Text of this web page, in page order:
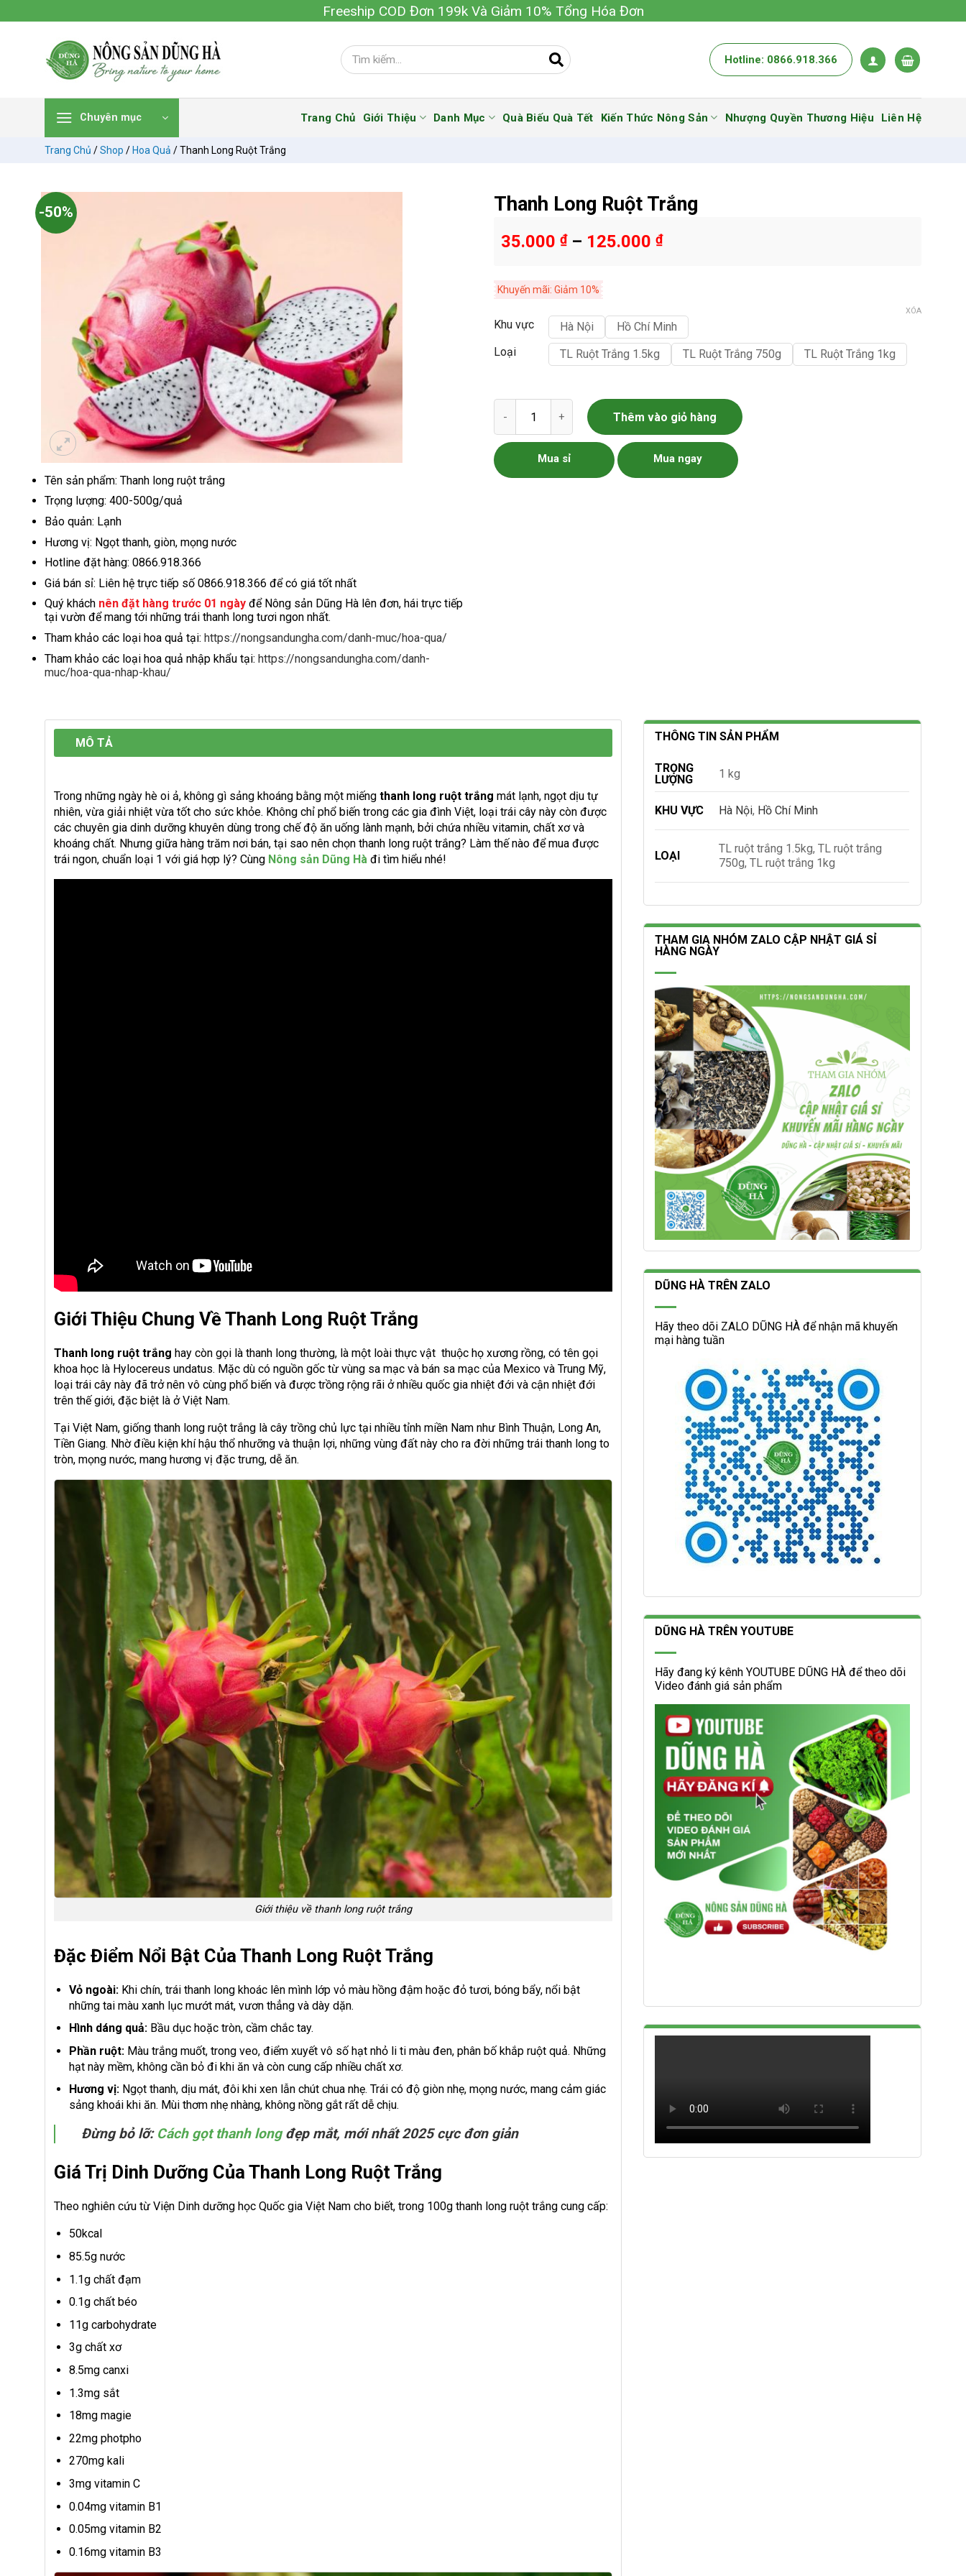
đến
Freeship COD Đơn 199k Và Giảm 10% Tổng Hóa Đơn
Hotline: 0866.918.366
Chuyên mục Trang Chủ Giới Thiệu Danh Mục Quà Biếu Quà Tết Kiến Thức Nông Sản Nhượng Quyền Thương Hiệu Liên Hệ
Trang Chủ /Shop / Hoa Quả /Thanh Long Ruột Trắng
-50%
Tên sản phẩm: Thanh long ruột trắng
Trọng lượng: 400-500g/quả
Bảo quản: Lạnh
Hương vị: Ngọt thanh, giòn, mọng nước
Hotline đặt hàng: 0866.918.366
Giá bán sỉ: Liên hệ trực tiếp số 0866.918.366 để có giá tốt nhất
Quý khách nên đặt hàng trước 01 ngày để Nông sản Dũng Hà lên đơn, hái trực tiếp
tại vườn để mang tới những trái thanh long tươi ngon nhất.
Tham khảo các loại hoa quả tại: https://nongsandungha.com/danh-muc/hoa-qua/
Tham khảo các loại hoa quả nhập khẩu tại: https://nongsandungha.com/danh-
muc/hoa-qua-nhap-khau/
Thanh Long Ruột Trắng
35.000 ₫– 125.000 ₫
Khuyến mãi: Giảm 10%
Khu vực Hà Nội
Hồ Chí Minh
Loại
TL Ruột Trắng 1.5kg TL Ruột Trắng 750g TL Ruột Trắng 1kg
XÓA
Thanh Long Ruột Trắng số lượng
Thêm vào giỏ hàng
Mua sỉ Mua ngay
MÔ TẢ
Trong những ngày hè oi ả, không gì sảng khoáng bằng một miếng thanh long ruột trắng mát lạnh, ngọt dịu tự
nhiên, vừa giải nhiệt vừa tốt cho sức khỏe. Không chỉ phổ biến trong các gia đình Việt, loại trái cây này còn được
các chuyên gia dinh dưỡng khuyên dùng trong chế độ ăn uống lành mạnh, bởi chứa nhiều vitamin, chất xơ và
khoáng chất. Nhưng giữa hàng trăm nơi bán, tại sao nên chọn thanh long ruột trắng? Làm thế nào để mua được
trái ngon, chuẩn loại 1 với giá hợp lý? Cùng Nông sản Dũng Hà đi tìm hiểu nhé!
Giới Thiệu Chung Về Thanh Long Ruột Trắng
Thanh long ruột trắng hay còn gọi là thanh long thường, là một loài thực vật thuộc họ xương rồng, có tên gọi
khoa học là Hylocereus undatus. Mặc dù có nguồn gốc từ vùng sa mạc và bán sa mạc của Mexico và Trung Mỹ,
loại trái cây này đã trở nên vô cùng phổ biến và được trồng rộng rãi ở nhiều quốc gia nhiệt đới và cận nhiệt đới
trên thế giới, đặc biệt là ở Việt Nam.
Tại Việt Nam, giống thanh long ruột trắng là cây trồng chủ lực tại nhiều tỉnh miền Nam như Bình Thuận, Long An,
Tiền Giang. Nhờ điều kiện khí hậu thổ nhưỡng và thuận lợi, những vùng đất này cho ra đời những trái thanh long to
tròn, mọng nước, mang hương vị đặc trưng, dễ ăn.
Giới thiệu về thanh long ruột trắng
Đặc Điểm Nổi Bật Của Thanh Long Ruột Trắng
Vỏ ngoài:Khi chín, trái thanh long khoác lên mình lớp vỏ màu hồng đậm hoặc đỏ tươi, bóng bẩy, nổi bật
những tai màu xanh lục mướt mát, vươn thẳng và dày dặn.
Hình dáng quả:Bầu dục hoặc tròn, cầm chắc tay.
Phần ruột:Màu trắng muốt, trong veo, điểm xuyết vô số hạt nhỏ li ti màu đen, phân bố khắp ruột quả. Những
hạt này mềm, không cần bỏ đi khi ăn và còn cung cấp nhiều chất xơ.
Hương vị:Ngọt thanh, dịu mát, đôi khi xen lẫn chút chua nhẹ. Trái có độ giòn nhẹ, mọng nước, mang cảm giác
sảng khoái khi ăn. Mùi thơm nhẹ nhàng, không nồng gắt rất dễ chịu.
Đừng bỏ lỡ: Cách gọt thanh longđẹp mắt, mới nhất 2025 cực đơn giản
Giá Trị Dinh Dưỡng Của Thanh Long Ruột Trắng
Theo nghiên cứu từ Viện Dinh dưỡng học Quốc gia Việt Nam cho biết, trong 100g thanh long ruột trắng cung cấp:
50kcal
85.5g nước
1.1g chất đạm
0.1g chất béo
11g carbohydrate
3g chất xơ
8.5mg canxi
1.3mg sắt
18mg magie
22mg photpho
270mg kali
3mg vitamin C
0.04mg vitamin B1
0.05mg vitamin B2
0.16mg vitamin B3
THÔNG TIN SẢN PHẨM
TRỌNG
LƯỢNG
1 kg
KHU VỰC Hà Nội, Hồ Chí Minh
LOẠI
TL ruột trắng 1.5kg, TL ruột trắng
750g, TL ruột trắng 1kg
THAM GIA NHÓM ZALO CẬP NHẬT GIÁ SỈ
HÀNG NGÀY
DŨNG HÀ TRÊN ZALO
Hãy theo dõi ZALO DŨNG HÀ để nhận mã khuyến
mại hàng tuần
DŨNG HÀ TRÊN YOUTUBE
Hãy đang ký kênh YOUTUBE DŨNG HÀ để theo dõi
Video đánh giá sản phẩm